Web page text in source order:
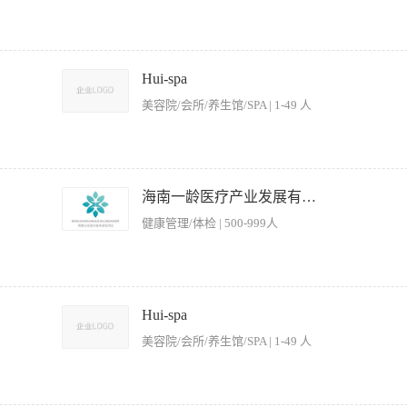
时效。 5. 负责食材验收、切配、腌制、加工等基础工作。 6. 遵守厨房纪律，服
1. 年龄 18–55岁，身体健康，持有健康证。 2. 有 1年以上 同岗位工作经验，熟悉
吃苦耐劳，能适应轮班/节假日上班。 5. 干净整洁、责任心强、无不良嗜好，服从
Hui-spa
美容院/会所/养生馆/SPA | 1-49 人
损耗。 · 确保后厨环境卫生、食品安全及操作规范符合国家法规。 · 任职要求： ·
具备扎实的基本功和创新能力。 · 对中国融合菜系有浓厚兴趣，能够将西餐技艺
神，能承受工作压力。 · （加分项）有高端素食餐厅或任何酒店西餐经历，注重
海南一龄医疗产业发展有限公司
健康管理/体检 | 500-999人
组织员工培训，提升团队专业技能和服务意识，建立高效服务团队 5、监督食品
案，达成业绩指标 7、处理客户投诉及突发事件，维护餐厅声誉 【岗位要求】 1
具备菜单设计能力 3、优秀的团队管理能力，能有效激励员工 4、具备成本控制意
Hui-spa
美容院/会所/养生馆/SPA | 1-49 人